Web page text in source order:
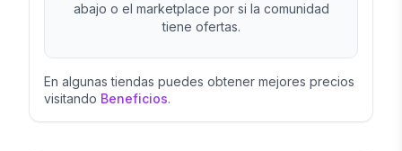
una duración de unos 90 minutos, El Señor de
de un libro a un juego El Señor de los Anillos
es un libro único. La novela que lo cambió
abajo o el marketplace por si la comunidad
tiene ofertas.
En algunas tiendas puedes obtener mejores precios
visitando Beneficios.